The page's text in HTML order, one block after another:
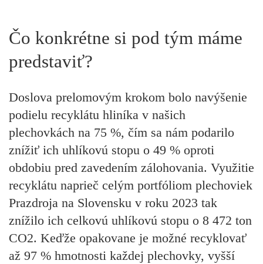
Čo konkrétne si pod tým máme
predstaviť?
Doslova prelomovým krokom bolo navýšenie
podielu recyklátu hliníka v našich
plechovkách na 75 %, čím sa nám podarilo
znížiť ich uhlíkovú stopu o 49 % oproti
obdobiu pred zavedením zálohovania. Využitie
recyklátu naprieč celým portfóliom plechoviek
Prazdroja na Slovensku v roku 2023 tak
znížilo ich celkovú uhlíkovú stopu o 8 472 ton
CO2. Keďže opakovane je možné recyklovať
až 97 % hmotnosti každej plechovky, vyšší